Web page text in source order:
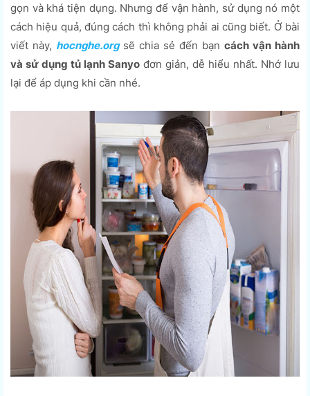
gọn và khá tiện dụng. Nhưng để vận hành, sử dụng nó một
cách hiệu quả, đúng cách thì không phải ai cũng biết. Ở bài
viết này, hocnghe.orgsẽ chia sẻ đến bạn cách vận hành
và sử dụng tủ lạnh Sanyo đơn giản, dễ hiểu nhất. Nhớ lưu
lại để áp dụng khi cần nhé.